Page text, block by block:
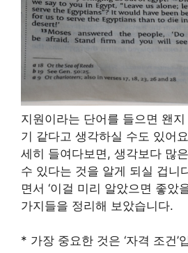
지원이라는 단어를 들으면 왠
기 같다고 생각하실 수도 있어
세히 들여다보면, 생각보다 많
수 있다는 것을 알게 되실 겁니
면서 ‘이걸 미리 알았으면 좋았
가지들을 정리해 보았습니다.
* 가장 중요한 것은 ‘자격 조건’